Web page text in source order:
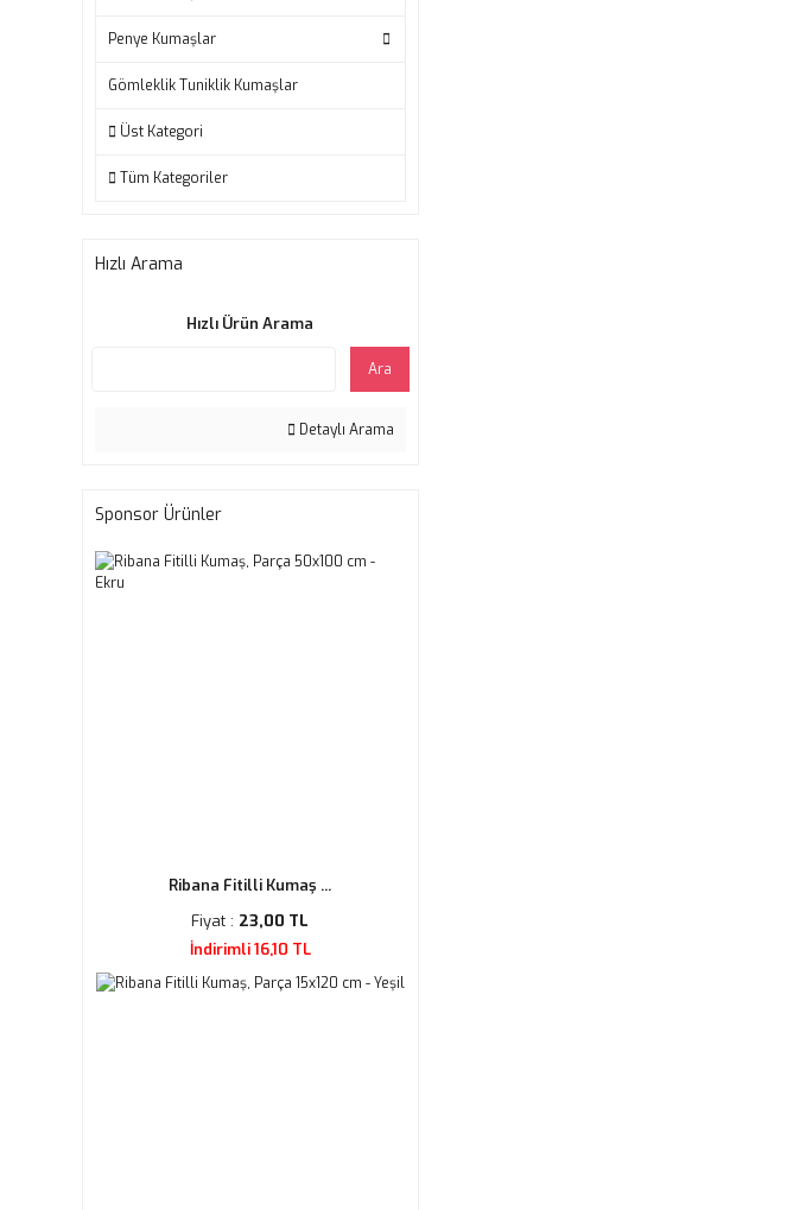
Penye Kumaşlar
Gömleklik Tuniklik Kumaşlar
Üst Kategori
Tüm Kategoriler
Hızlı Arama
Hızlı Ürün Arama
Ara
Detaylı Arama
Sponsor Ürünler
Ribana Fitilli Kumaş ...
Fiyat : 23,00 TL
İndirimli 16,10 TL